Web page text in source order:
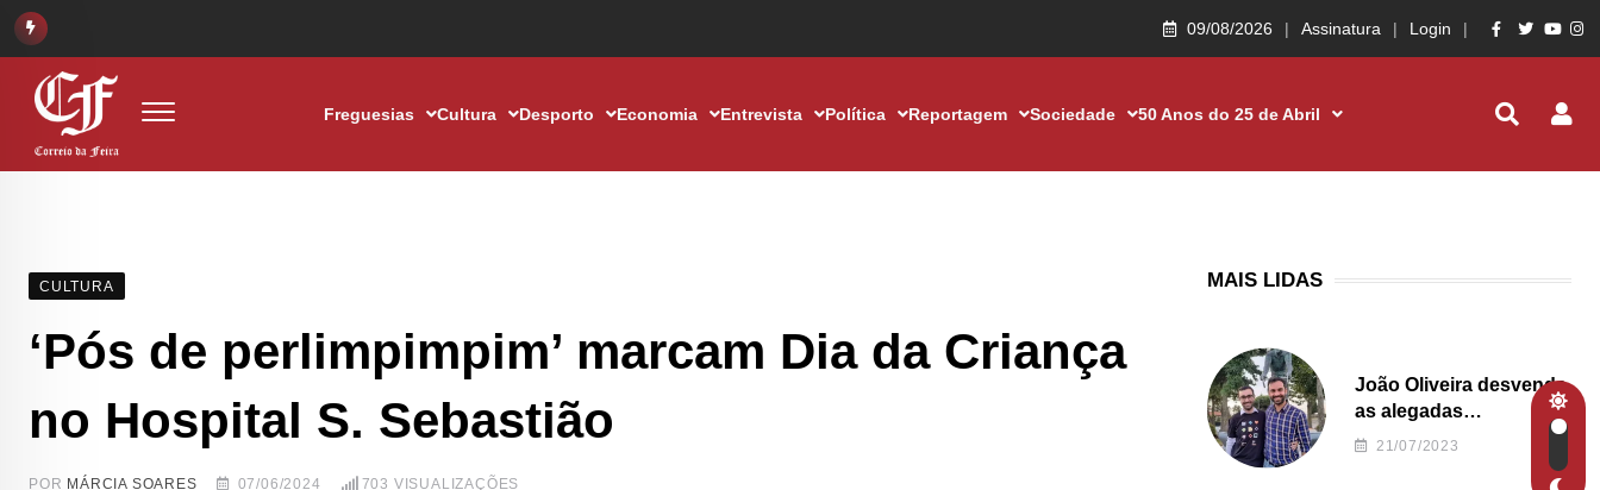
09/08/2026 Assinatura Login
Freguesias Cultura Desporto Economia Entrevista Política Reportagem Sociedade 50 Anos do 25 de Abril
CULTURA
‘Pós de perlimpimpim’ marcam Dia da Criança
no Hospital S. Sebastião
POR MÁRCIA SOARES 07/06/2024 703 VISUALIZAÇÕES
MAIS LIDAS
João Oliveira desvenda
as alegadas
irregularidades da
Junta de Freguesia S.
21/07/2023